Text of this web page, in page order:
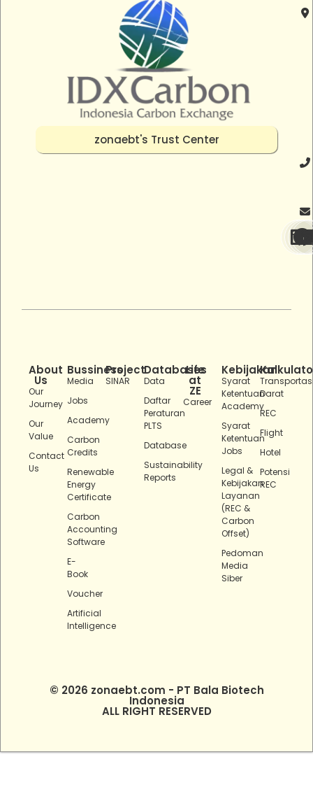
zonaebt's Trust Center
About
Us
Our
Journey
Our
Value
Contact
Us
Bussiness
Media
Jobs
Academy
Carbon
Credits
Renewable
Energy
Certificate
Carbon
Accounting
Software
E-
Book
Voucher
Artificial
Intelligence
Project
SINAR
Databases
Data
Daftar
Peraturan
PLTS
Database
Sustainability
Reports
Life
at
ZE
Career
Kebijakan
Syarat
Ketentuan
Academy
Syarat
Ketentuan
Jobs
Legal &
Kebijakan
Layanan
(REC &
Carbon
Offset)
Pedoman
Media
Siber
Darat
REC
Flight
Hotel
Potensi
REC
© 2026 zonaebt.com - PT Bala Biotech
Indonesia
ALL RIGHT RESERVED